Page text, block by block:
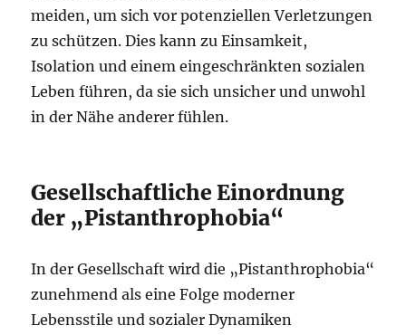
meiden, um sich vor potenziellen Verletzungen
zu schützen. Dies kann zu Einsamkeit,
Isolation und einem eingeschränkten sozialen
Leben führen, da sie sich unsicher und unwohl
in der Nähe anderer fühlen.
Gesellschaftliche Einordnung
der „Pistanthrophobia“
In der Gesellschaft wird die „Pistanthrophobia“
zunehmend als eine Folge moderner
Lebensstile und sozialer Dynamiken